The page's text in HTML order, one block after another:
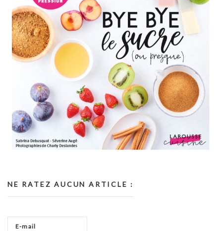
NE RATEZ AUCUN ARTICLE :